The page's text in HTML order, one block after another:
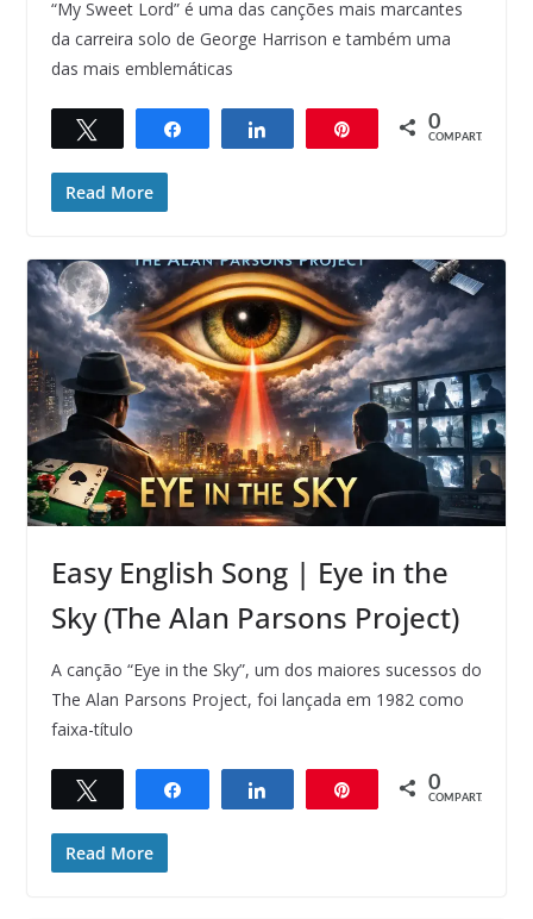
“My Sweet Lord” é uma das canções mais marcantes
da carreira solo de George Harrison e também uma
das mais emblemáticas
Compartilhar Compartilhar 0
COMPART.
Read More
Easy English Song | Eye in the
Sky (The Alan Parsons Project)
A canção “Eye in the Sky”, um dos maiores sucessos do
The Alan Parsons Project, foi lançada em 1982 como
faixa-título
Compartilhar Compartilhar 0
COMPART.
Read More